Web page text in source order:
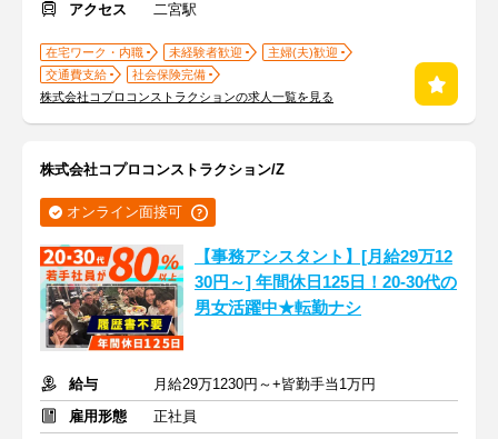
アクセス
二宮駅
在宅ワーク・内職 未経験者歓迎
主婦(夫)歓迎
交通費支給
社会保険完備
株式会社コプロコンストラクションの求人一覧を見る
株式会社コプロコンストラクション/Z
オンライン面接可
【事務アシスタント】[月給29万12
30円～] 年間休日125日！20-30代の
男女活躍中★転勤ナシ
給与
月給29万1230円～+皆勤手当1万円
雇用形態
正社員